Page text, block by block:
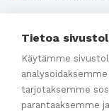
Katso kaikki
Ajankohtaista
Tietoa
Käytämme
tarjotaksemme
parantaaksemme